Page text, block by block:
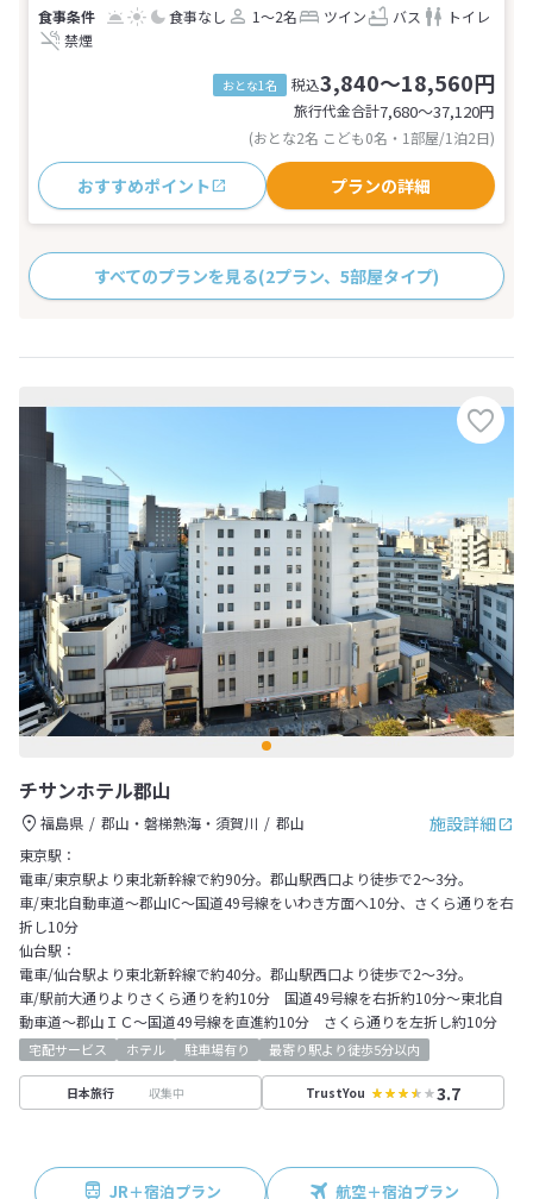
食事なし 1～2名 ツイン バス
トイレ
禁煙
おとな1名 税込3,840～18,560円
旅行代金合計7,680〜37,120円
(おとな2名 こども0名・1部屋/1泊2日)
おすすめポイント プランの詳細
すべてのプランを見る(2プラン、5部屋タイプ)
チサンホテル郡山
施設詳細
福島県 郡山・磐梯熱海・須賀川
郡山
東京駅：
電車/東京駅より東北新幹線で約90分。郡山駅西口より徒歩で2～3分。
車/東北自動車道～郡山IC～国道49号線をいわき方面へ10分、さくら通りを右
折し10分
仙台駅：
電車/仙台駅より東北新幹線で約40分。郡山駅西口より徒歩で2～3分。
車/駅前大通りよりさくら通りを約10分 国道49号線を右折約10分～東北自
動車道～郡山ＩＣ～国道49号線を直進約10分 さくら通りを左折し約10分
宅配サービス ホテル 駐車場有り 最寄り駅より徒歩5分以内
日本旅行 収集中 TrustYou 3.7
JR＋宿泊プラン 航空＋宿泊プラン